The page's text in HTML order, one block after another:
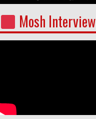
Mosh Interview